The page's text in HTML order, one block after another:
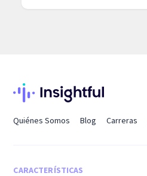
Quiénes Somos Blog Carreras
CARACTERÍSTICAS